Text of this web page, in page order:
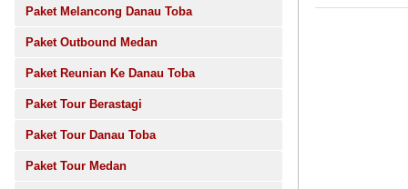
Paket Melancong Danau Toba
Paket Outbound Medan
Paket Reunian Ke Danau Toba
Paket Tour Berastagi
Paket Tour Danau Toba
Paket Tour Medan